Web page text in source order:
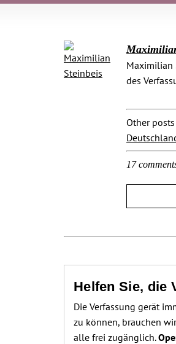
Maximilian
des
Other
17
Helfen Sie, die
Die Verfassung gerät
zu können, brauchen
alle frei zugänglich.